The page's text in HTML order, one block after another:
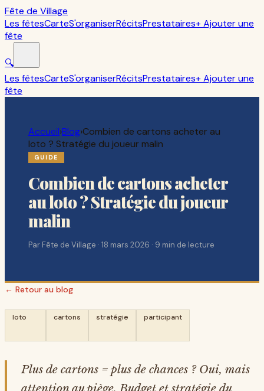
Fête de Village
Les fêtesCarteS'organiserRécitsPrestataires+ Ajouter une
fête
🔍
Les fêtesCarteS'organiserRécitsPrestataires+ Ajouter une
fête
Accueil›Blog›Combien de cartons acheter au
loto ? Stratégie du joueur malin
GUIDE
Combien de cartons acheter
au loto ? Stratégie du joueur
malin
Par Fête de Village · 18 mars 2026 · 9 min de lecture
← Retour au blog
loto cartons stratégie participant
Plus de cartons = plus de chances ? Oui, mais
attention au piège. Budget et stratégie du